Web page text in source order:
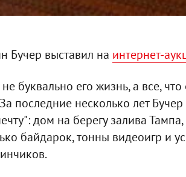
Бучер выставил на интернет-
не буквально его жизнь, а все,
последние несколько лет
дом на берегу залива
байдарок, тонны видеоигр и